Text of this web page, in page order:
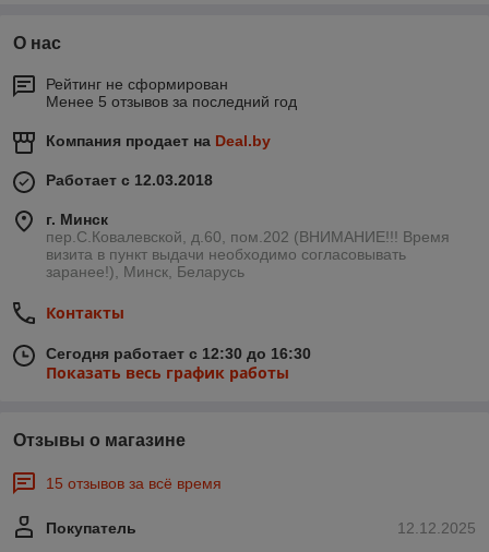
О нас
Рейтинг не сформирован
Менее 5 отзывов за последний год
Компания продает на Deal.by
Работает с 12.03.2018
г. Минск
пер.С.Ковалевской, д.60, пом.202 (ВНИМАНИЕ!!! Время
визита в пункт выдачи необходимо согласовывать
заранее!), Минск, Беларусь
Контакты
Сегодня работает с 12:30 до 16:30
Показать весь график работы
Отзывы о магазине
15 отзывов за всё время
12.12.2025
Покупатель